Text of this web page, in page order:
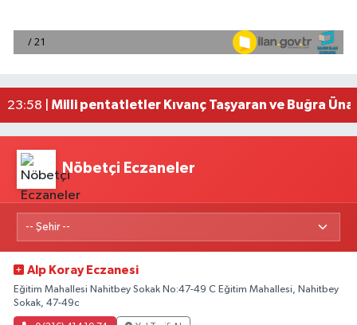
00:05 |
Adana'da silahlı saldırıda 3 kişi yaralandı
01:06 |
Adana'da helikopter destekli 'huzur ve güven'
Nöbetçi Eczaneler
Alp Koray Eczanesi
Eğitim Mahallesi Nahitbey Sokak No:47-49 C Eğitim Mahallesi, Nahitbey
Sokak, 47-49c